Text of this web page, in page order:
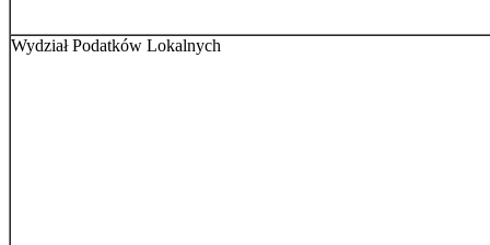
Wydział Podatków Lokalnych